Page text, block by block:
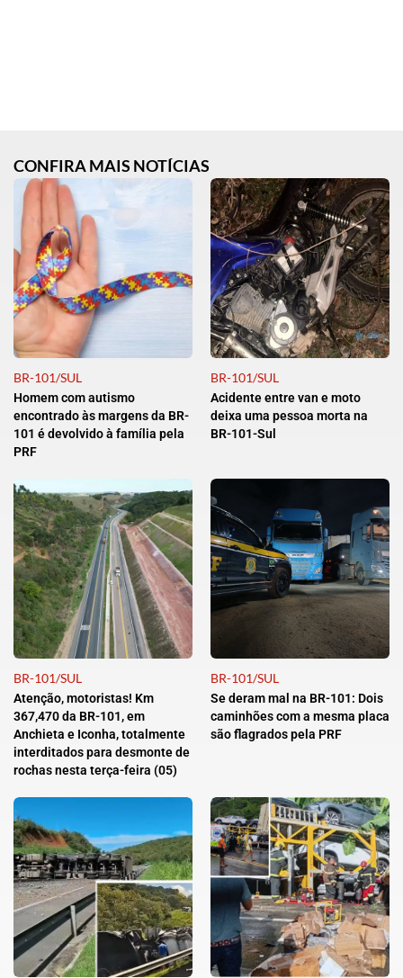
CONFIRA MAIS NOTÍCIAS
BR-101/SUL
Homem com autismo
encontrado às margens da BR-
101 é devolvido à família pela
PRF
BR-101/SUL
Acidente entre van e moto
deixa uma pessoa morta na
BR-101-Sul
BR-101/SUL
Atenção, motoristas! Km
367,470 da BR-101, em
Anchieta e Iconha, totalmente
interditados para desmonte de
rochas nesta terça-feira (05)
BR-101/SUL
Se deram mal na BR-101: Dois
caminhões com a mesma placa
são flagrados pela PRF